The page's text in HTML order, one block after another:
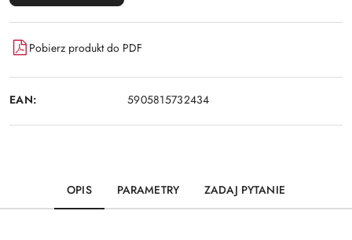
Pobierz produkt do PDF
EAN: 5905815732434
OPIS PARAMETRY ZADAJ PYTANIE